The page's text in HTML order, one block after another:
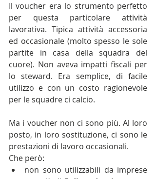
Il voucher era lo strumento perfetto
per questa particolare attività
lavorativa. Tipica attività accessoria
ed occasionale (molto spesso le sole
partite in casa della squadra del
cuore). Non aveva impatti fiscali per
lo steward. Era semplice, di facile
utilizzo e con un costo ragionevole
per le squadre ci calcio.
Ma i voucher non ci sono più. Al loro
posto, in loro sostituzione, ci sono le
prestazioni di lavoro occasionali.
Che però:
non sono utilizzabili da imprese